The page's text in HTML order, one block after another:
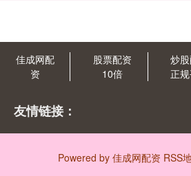
佳成网配
资
股票配资
10倍
炒
正
友情链接：
Powered by 佳成网配资 RSS